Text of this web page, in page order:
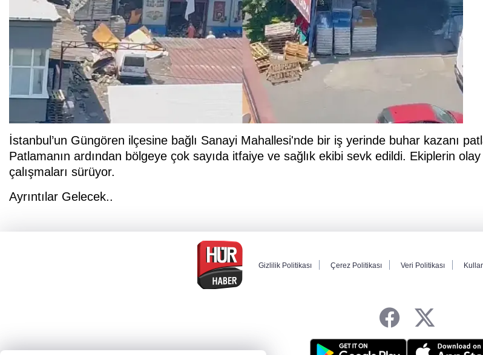
İstanbul’un Güngören ilçesine bağlı Sanayi Mahallesi'nde bir iş yerinde buhar kazanı
Patlamanın ardından bölgeye çok sayıda itfaiye ve sağlık ekibi sevk edildi. Ekiplerin
çalışmaları sürüyor.
Ayrıntılar Gelecek..
Gizlilik Politikası Çerez Politikası Veri Politikası